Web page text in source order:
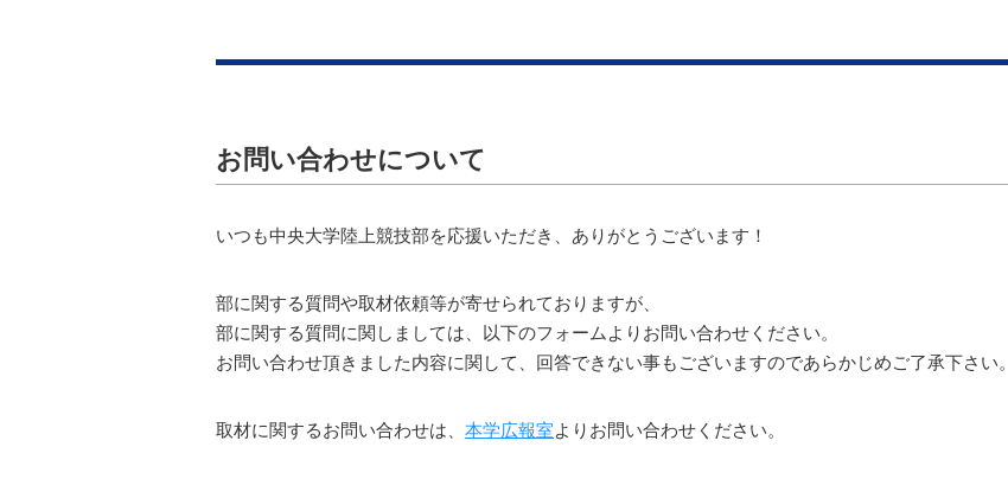
お問い合わせについて
いつも中央大学陸上競技部を応援いただき、ありがとうございます！
部に関する質問や取材依頼等が寄せられておりますが、
部に関する質問に関しましては、以下のフォームよりお問い合わせください。
お問い合わせ頂きました内容に関して、回答できない事もございますのであらかじめご了承下さい。
取材に関するお問い合わせは、 本学広報室よりお問い合わせください。